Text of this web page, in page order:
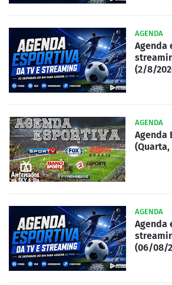
AGENDA
Agenda
(2/8/
AGENDA
Agenda
AGENDA
Agenda
(06/08/